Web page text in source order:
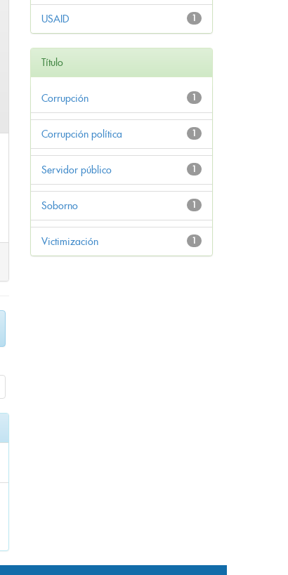
1
USAID
Título
1
Corrupción
1
Corrupción política
1
Servidor público
1
Soborno
1
Victimización